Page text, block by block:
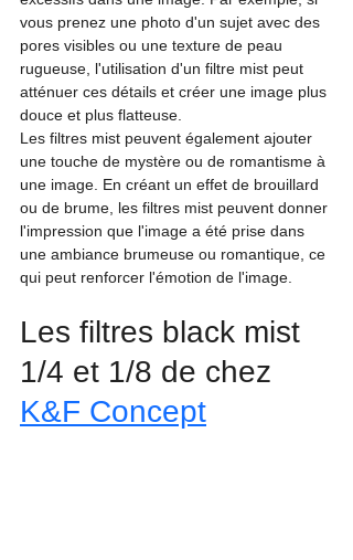
vous prenez une photo d'un sujet avec des
pores visibles ou une texture de peau
rugueuse, l'utilisation d'un filtre mist peut
atténuer ces détails et créer une image plus
douce et plus flatteuse.
Les filtres mist peuvent également ajouter
une touche de mystère ou de romantisme à
une image. En créant un effet de brouillard
ou de brume, les filtres mist peuvent donner
l'impression que l'image a été prise dans
une ambiance brumeuse ou romantique, ce
qui peut renforcer l'émotion de l'image.
Les filtres black mist
1/4 et 1/8 de chez
K&F Concept